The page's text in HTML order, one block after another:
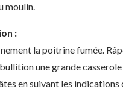
moulin.
:
la poitrine fumée.
une grande casserole
en suivant les